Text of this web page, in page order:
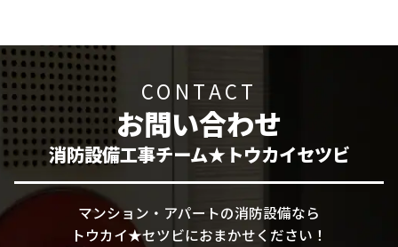
CONTACT
お問い合わせ
消防設備工事チーム★トウカイセツビ
マンション・アパートの消防設備なら
トウカイ★セツビにおまかせください！